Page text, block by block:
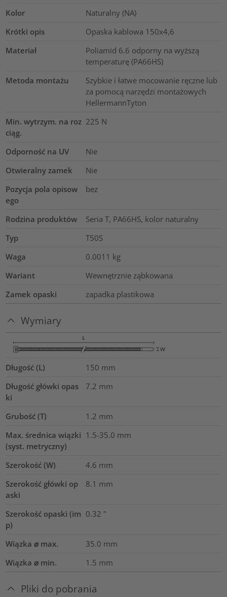
Kolor
Naturalny (NA)
Krótki opis
Opaska kablowa 150x4,6
Materiał
Poliamid 6.6 odporny na wyższą
temperaturę (PA66HS)
Metoda montażu
Szybkie i łatwe mocowanie ręczne lub
za pomocą narzędzi montażowych
HellermannTyton
Min. wytrzym. na roz
ciąg.
225 N
Odporność na UV
Nie
Otwieralny zamek
Nie
Pozycja pola opisow
ego
bez
Rodzina produktów
Seria T, PA66HS, kolor naturalny
Typ
T50S
Waga
0.0011 kg
Wariant
Wewnętrznie ząbkowana
Zamek opaski
zapadka plastikowa
Wymiary
Długość (L) 150 mm
Długość główki opas
ki
7.2 mm
Grubość (T) 1.2 mm
Max. średnica wiązki
(syst. metryczny)
1.5-35.0 mm
Szerokość (W) 4.6 mm
Szerokość główki op
aski
8.1 mm
Szerokość opaski (im
p)
0.32 "
Wiązka ⌀ max. 35.0 mm
Wiązka ⌀ min.
1.5 mm
Pliki do pobrania